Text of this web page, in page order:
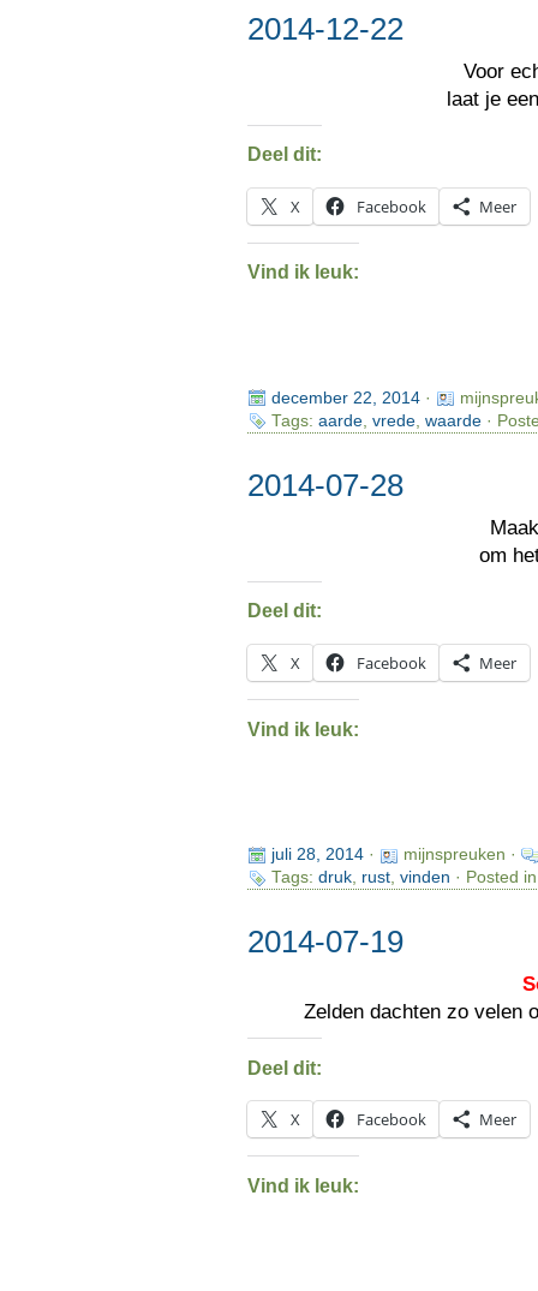
2014-12-22
Voor
laat je
Deel dit:
X Facebook Meer
Vind ik leuk:
december 22, 2014·
Tags: aarde, vrede, waarde·
2014-07-28
om
Deel dit:
X Facebook Meer
Vind ik leuk:
juli 28, 2014·
mijnspreuken ·
Tags: druk, rust, vinden · Posted
2014-07-19
Zelden dachten zo velen
Deel dit:
X Facebook Meer
Vind ik leuk: